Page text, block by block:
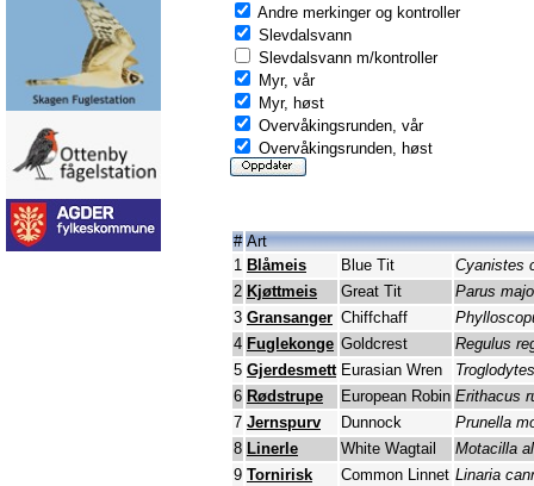
Andre merkinger og kontroller
Slevdalsvann
Slevdalsvann m/kontroller
Myr, vår
Myr, høst
Overvåkingsrunden, vår
Overvåkingsrunden, høst
# Art
1 Blåmeis Blue Tit
Cyanistes
2 Kjøttmeis Great Tit
Parus
3 Gransanger Chiffchaff
4 Fuglekonge Goldcrest
Regulus
5 Gjerdesmett Eurasian Wren
6 Rødstrupe European Robin Erithacus
7 Jernspurv Dunnock
Prunella
8 Linerle White Wagtail
Motacilla
9 Tornirisk Common Linnet Linaria